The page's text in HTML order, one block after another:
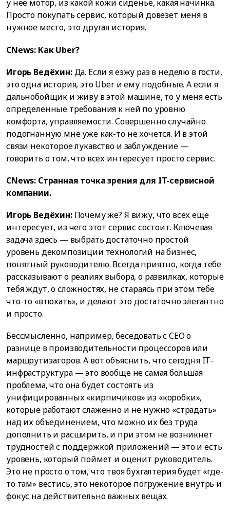
у нее мотор, из какой кожи сиденье, какая начинка.
Просто покупать сервис, который довезет меня в
нужное место, это другая история.
CNews: Как Uber?
Игорь Ведёхин:Да. Если я езжу раз в неделю в гости,
это одна история, это Uber и ему подобные. А если я
дальнобойщик и живу в этой машине, то у меня есть
определенные требования к ней по уровню
комфорта, управляемости. Совершенно случайно
подогнанную мне уже как-то не хочется. И в этой
связи некоторое лукавство и заблуждение —
говорить о том, что всех интересует просто сервис.
CNews: Странная точка зрения для IT-сервисной
компании.
Игорь Ведёхин:Почему же? Я вижу, что всех еще
интересует, из чего этот сервис состоит. Ключевая
задача здесь — выбрать достаточно простой
уровень декомпозиции технологий на бизнес,
понятный руководителю. Всегда приятно, когда тебе
рассказывают о реалиях выбора, о развилках, которые
тебя ждут, о сложностях, не стараясь при этом тебе
что-то «втюхать», и делают это достаточно элегантно
и просто.
Бессмысленно, например, беседовать с CEO о
разнице в производительности процессоров или
маршрутизаторов. А вот объяснить, что сегодня IT-
инфраструктура — это вообще не самая большая
проблема, что она будет состоять из
унифицированных «кирпичиков» из «коробки»,
которые работают слаженно и не нужно «страдать»
над их объединением, что можно их без труда
дополнить и расширить, и при этом не возникнет
трудностей с поддержкой приложений — это и есть
уровень, который поймет и оценит руководитель.
Это не просто о том, что твоя бухгалтерия будет «где-
то там» вестись, это некоторое погружение внутрь и
фокус на действительно важных вещах.